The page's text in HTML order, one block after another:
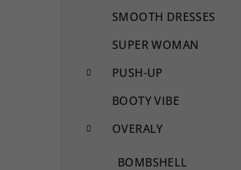
SMOOTH DRESSES
SUPER WOMAN
PUSH-UP
BOOTY VIBE
OVERALY
BOMBSHELL